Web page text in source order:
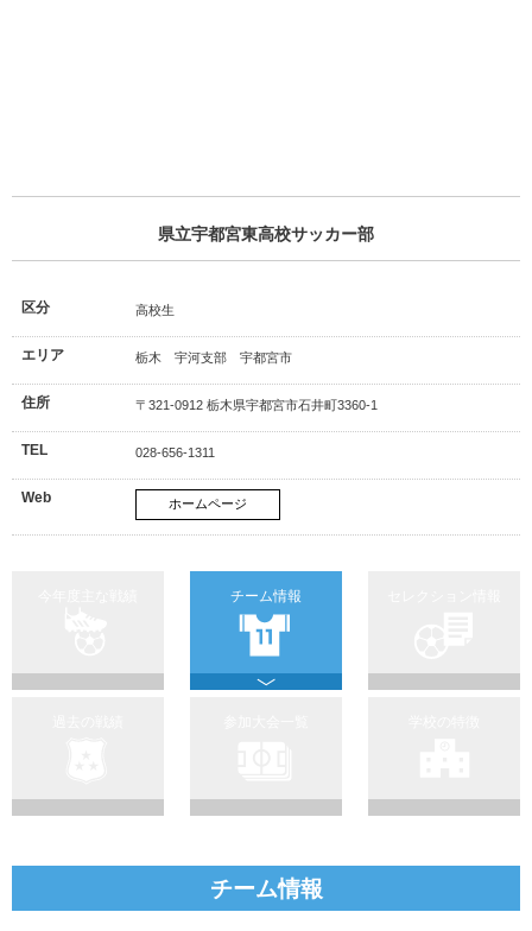
県立宇都宮東高校サッカー部
区分 高校生
エリア 栃木 宇河支部 宇都宮市
住所 〒321-0912 栃木県宇都宮市石井町3360-1
TEL 028-656-1311
Web ホームページ
チーム情報
チーム情報